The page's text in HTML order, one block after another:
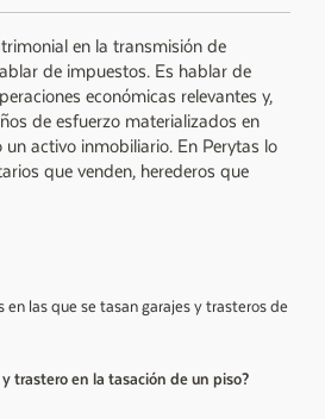
en la transmisión de
de impuestos. Es hablar de
económicas relevantes y,
de esfuerzo materializados en
un activo inmobiliario. En Perytas lo
que venden, herederos que
trastero en la tasación de un piso?